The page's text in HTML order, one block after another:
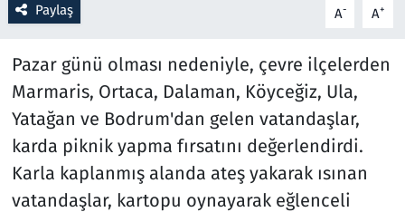
Paylaş A- A+
Pazar günü olması nedeniyle, çevre ilçelerden
Marmaris, Ortaca, Dalaman, Köyceğiz, Ula,
Yatağan ve Bodrum'dan gelen vatandaşlar,
karda piknik yapma fırsatını değerlendirdi.
Karla kaplanmış alanda ateş yakarak ısınan
vatandaşlar, kartopu oynayarak eğlenceli
Spor
Teknoloji ve Bilim
Televizyon